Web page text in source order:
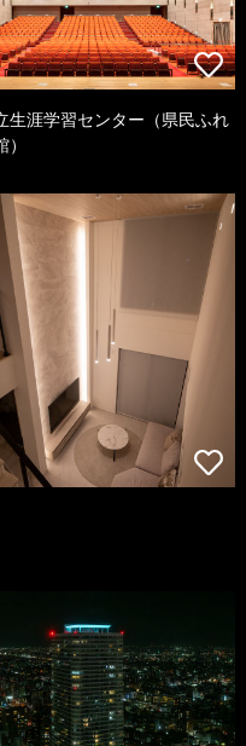
生涯学習センター（県民ふれ